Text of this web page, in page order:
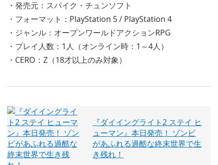
・発売元：スパイク・チュンソフト
・フォーマット：PlayStation 5 / PlayStation 4
・ジャンル：オープンワールドアクションRPG
・プレイ人数：1人（オンライン時：1～4人）
・CERO：Z（18才以上のみ対象）
『ダイイングライト2 ステイ ヒ
ューマン』本日発売！ ゾンビ
があふれる過酷な終末世界で生
き残れ！